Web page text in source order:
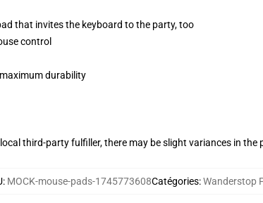
that invites the keyboard to the party, too
control
durability
third-party fulfiller, there may be slight variances in the
: MOCK-mouse-pads-1745773608Catégories:Wanderstop